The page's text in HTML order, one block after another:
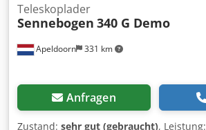
Apeldoorn 331 km
Teleskoplader
Sennebogen 340 G Demo
Anfragen
Zustand: sehr gut (gebraucht), Leistung: